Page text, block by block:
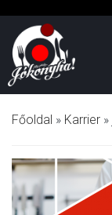
Főoldal » Karrier »